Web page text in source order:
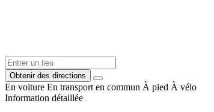
Obtenir des directions
En voiture En transport en commun À pied À vélo
Information détaillée